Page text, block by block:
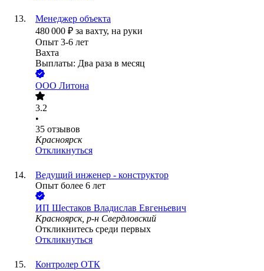
Менеджер объекта
480 000 ₽ за вахту, на руки
Опыт 3-6 лет
Вахта
Выплаты: Два раза в месяц
ООО Литона
3.2
•
35 отзывов
Красноярск
Откликнуться
Ведущий инженер - конструктор
Опыт более 6 лет
ИП Шестаков Владислав Евгеньевич
Красноярск, р-н Свердловский
Откликнитесь среди первых
Откликнуться
Контролер ОТК